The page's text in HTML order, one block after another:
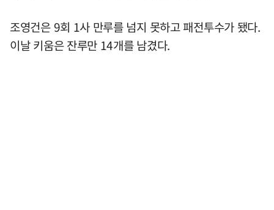
조영건은 9회 1사 만루를 넘지 못하고 패전투수가 됐다.
이날 키움은 잔루만 14개를 남겼다.